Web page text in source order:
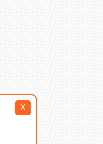
X